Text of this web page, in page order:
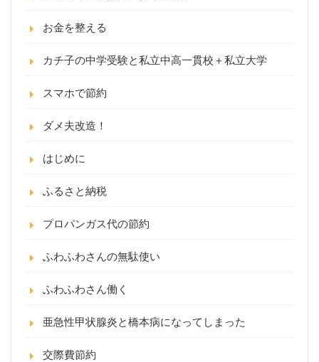
お金を整える
カチ子の中学受験と私立中高一貫校＋私立大学
スマホで節約
ダメ夫改造！
はじめに
ふるさと納税
プロパンガス代の節約
ふわふわさんの無駄使い
ふわふわさん働く
亜急性甲状腺炎と橋本病になってしまった
交際費節約